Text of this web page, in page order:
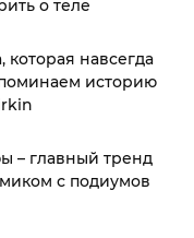
о теле
которая навсегда
историю
– главный тренд
с подиумов